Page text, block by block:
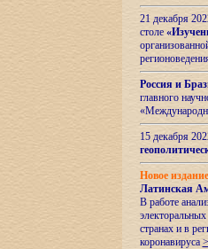
21 декабря
столе
Россия и
главного
15 декабря
Новое
Латинская
В работе
странах и в
коронавируса